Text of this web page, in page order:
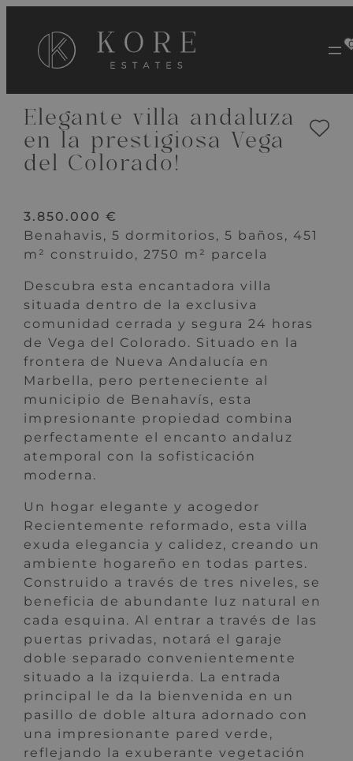
VER 40 IMÁGENES
Elegante villa andaluza
en la prestigiosa Vega
del Colorado!
3.850.000 €
Benahavis, 5 dormitorios, 5 baños, 451
m² construido, 2750 m² parcela
Descubra esta encantadora villa
situada dentro de la exclusiva
comunidad cerrada y segura 24 horas
de Vega del Colorado. Situado en la
frontera de Nueva Andalucía en
Marbella, pero perteneciente al
municipio de Benahavís, esta
impresionante propiedad combina
perfectamente el encanto andaluz
atemporal con la sofisticación
moderna.
Un hogar elegante y acogedor
Recientemente reformado, esta villa
exuda elegancia y calidez, creando un
ambiente hogareño en todas partes.
Construido a través de tres niveles, se
beneficia de abundante luz natural en
cada esquina. Al entrar a través de las
puertas privadas, notará el garaje
doble separado convenientemente
situado a la izquierda. La entrada
principal le da la bienvenida en un
pasillo de doble altura adornado con
una impresionante pared verde,
reflejando la exuberante vegetación